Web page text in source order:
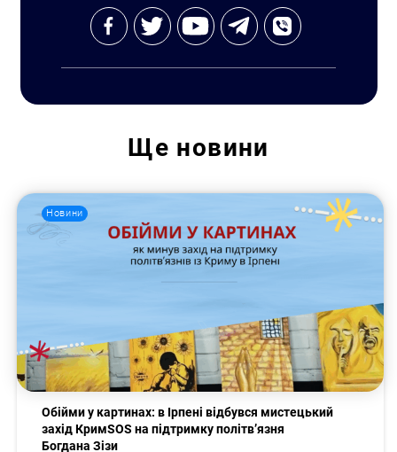
Пошук за запитом:
Ще новини
Новини
Обійми у картинах: в Ірпені відбувся мистецький
захід КримSOS на підтримку політв’язня
Богдана Зізи